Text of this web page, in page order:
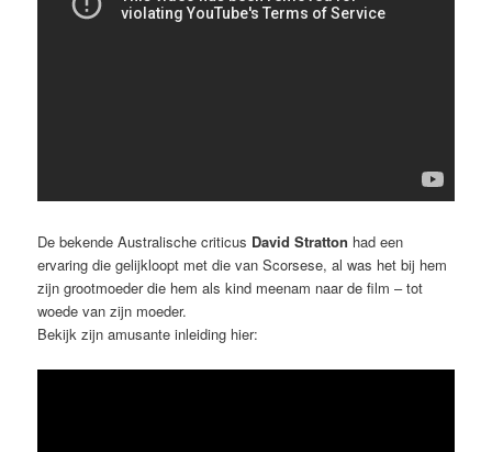
De bekende Australische criticus David Stratton had een
ervaring die gelijkloopt met die van Scorsese, al was het bij hem
zijn grootmoeder die hem als kind meenam naar de film – tot
woede van zijn moeder.
Bekijk zijn amusante inleiding hier: